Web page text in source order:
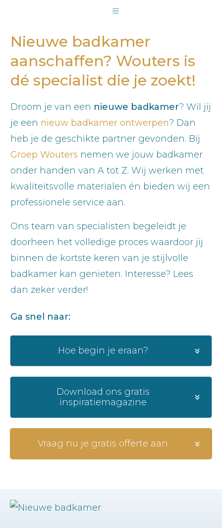
Nieuwe badkamer
aanschaffen? Wouters is
dé specialist die je zoekt!
Droom je van een nieuwe badkamer? Wil jij
je een nieuw badkamer ontwerpen? Dan
heb je de geschikte partner gevonden. Bij
Groep Wouters nemen we jouw badkamer
onder handen van A tot Z. Wij werken met
kwaliteitsvolle materialen én bieden wij een
professionele service aan.
Ons team van specialisten begeleidt je
doorheen het volledige proces waardoor jij
binnen de kortste keren van je stijlvolle
badkamer kan genieten. Interesse? Lees
dan zeker verder!
Ga snel naar:
Hoe begin je eraan?
Download ons gratis
inspiratiemagazine
Vraag nu je gratis offerte aan